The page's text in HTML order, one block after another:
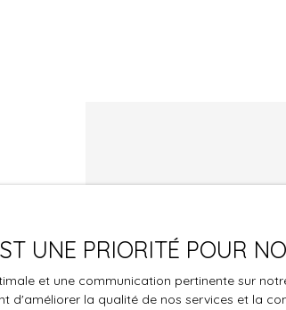
Prénom
Vente
UNE PRIORITÉ POUR
et une communication pertinente sur
la qualité de nos services et la